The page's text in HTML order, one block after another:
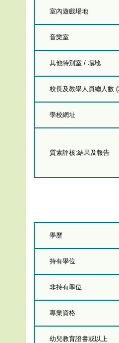
室內遊戲場地
音樂室
其他特別室 / 場地
校長及教學人員總人數
學校網址
質素評核:結果及報告
學歷
持有學位
非持有學位
專業資格
幼兒教育證書或以上